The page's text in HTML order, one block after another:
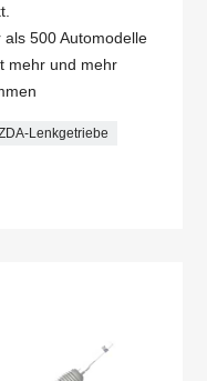
500 Automodelle
mehr und mehr
Lenkgetriebe